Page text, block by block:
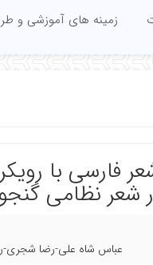
زمینه های آموزشی و
فارسی با
شعر نظامی
عباس شاه علی-رضا شجری-